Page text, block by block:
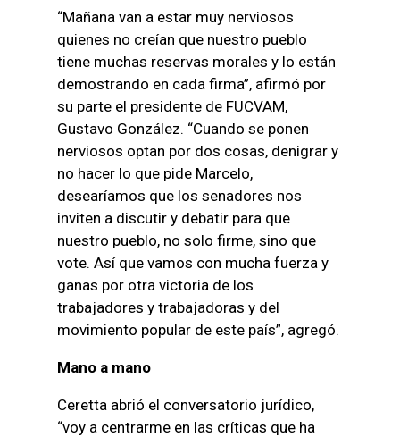
“Mañana van a estar muy nerviosos
quienes no creían que nuestro pueblo
tiene muchas reservas morales y lo están
demostrando en cada firma”, afirmó por
su parte el presidente de FUCVAM,
Gustavo González. “Cuando se ponen
nerviosos optan por dos cosas, denigrar y
no hacer lo que pide Marcelo,
desearíamos que los senadores nos
inviten a discutir y debatir para que
nuestro pueblo, no solo firme, sino que
vote. Así que vamos con mucha fuerza y
ganas por otra victoria de los
trabajadores y trabajadoras y del
movimiento popular de este país”, agregó.
Mano a mano
Ceretta abrió el conversatorio jurídico,
“voy a centrarme en las críticas que ha